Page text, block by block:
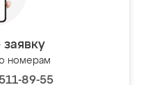
заявку
номерам
89-55